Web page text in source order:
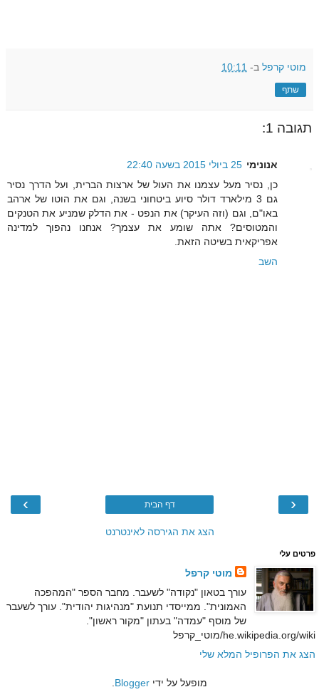
מוטי קרפל ב- 10:11
שתף
תגובה 1:
אנונימי 25 ביולי 2015 בשעה 22:40
כן, נסיר מעל עצמנו את העול של ארצות הברית, ועל הדרך נסיר
גם 3 מילארד דולר סיוע ביטחוני בשנה, וגם את הוטו של ארהב
באו"ם, וגם (וזה העיקר) את הנפט - את הדלק שמניע את הטנקים
והמטוסים? אתה שומע את עצמך? אנחנו נהפוך למדינה
אפריקאית בשיטה הזאת.
השב
‹
› דף הבית
הצג את הגירסה לאינטרנט
פרטים עלי
מוטי קרפל
עורך בטאון "נקודה" לשעבר. מחבר הספר "המהפכה
האמונית". ממייסדי תנועת "מנהיגות יהודית". עורך לשעבר
של מוסף "עמדה" בעתון "מקור ראשון".
he.wikipedia.org/wiki/מוטי_קרפל
הצג את הפרופיל המלא שלי
מופעל על ידי Blogger